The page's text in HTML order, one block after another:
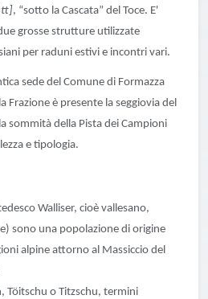
, “sotto la Cascata” del Toce. E'
grosse strutture utilizzate
per raduni estivi e incontri vari.
sede del Comune di Formazza
Frazione è presente la seggiovia del
sommità della Pista dei Campioni
e tipologia.
Walliser, cioè vallesano,
sono una popolazione di origine
alpine attorno al Massiccio del
Töitschu o Titzschu, termini